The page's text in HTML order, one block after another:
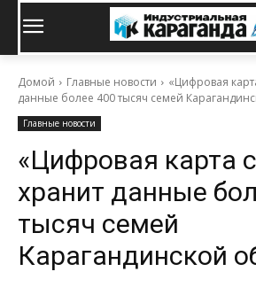
Домой Главные новости
«Цифровая
данные более 400 тысяч семей
Главные новости
«Цифровая карта
хранит данные
тысяч семей
Карагандинской